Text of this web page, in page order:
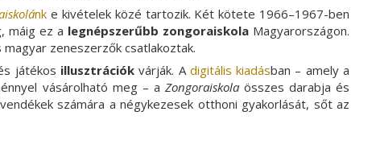
nke kivételek közé tartozik. Két kötete 1966–1967-ben
máig ez a legnépszerűbb zongoraiskola Magyarországon.
zeneszerzők csatlakoztak.
játékos illusztrációk várják. A digitális kiadásban – amely a
vásárolható meg – a Zongoraiskolaösszes darabja és
számára a négykezesek otthoni gyakorlását, sőt az